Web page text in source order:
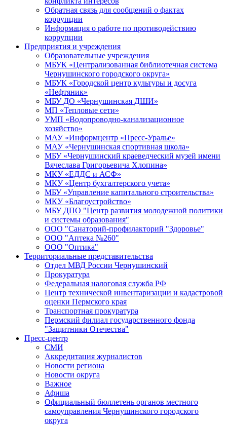
Обратная связь для сообщений о фактах
коррупции
Информация о работе по противодействию
коррупции
Предприятия и учреждения
Образовательные учреждения
МБУК «Централизованная библиотечная система
Чернушинского городского округа»
МБУК «Городской центр культуры и досуга
«Нефтяник»
МБУ ДО «Чернушинская ДШИ»
МП «Тепловые сети»
УМП «Водопроводно-канализационное
хозяйство»
МАУ «Информцентр «Пресс-Уралье»
МАУ «Чернушинская спортивная школа»
МБУ «Чернушинский краеведческий музей имени
Вячеслава Григорьевича Хлопина»
МКУ «ЕДДС и АСФ»
МКУ «Центр бухгалтерского учета»
МБУ «Управление капитального строительства»
МКУ «Благоустройство»
МБУ ДПО "Центр развития молодежной политики
и системы образования"
ООО "Санаторий-профилакторий "Здоровье"
ООО "Аптека №260"
ООО "Оптика"
Территориальные представительства
Отдел МВД России Чернушинский
Прокуратура
Федеральная налоговая служба РФ
Центр технической инвентаризации и кадастровой
оценки Пермского края
Транспортная прокуратура
Пермский филиал государственного фонда
"Защитники Отечества"
Пресс-центр
СМИ
Аккредитация журналистов
Новости региона
Новости округа
Важное
Афиша
Официальный бюллетень органов местного
самоуправления Чернушинского городского
округа